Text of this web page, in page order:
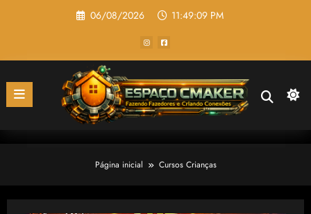
06/08/2026 11:49:09 PM
Página inicial Cursos Crianças